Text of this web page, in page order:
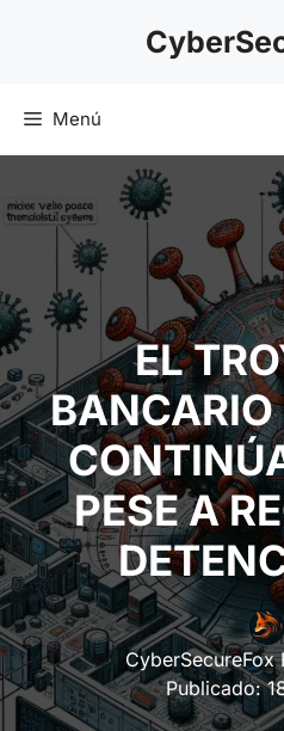
Menú
EL
PESE A
CyberSecureFox
Publicado: